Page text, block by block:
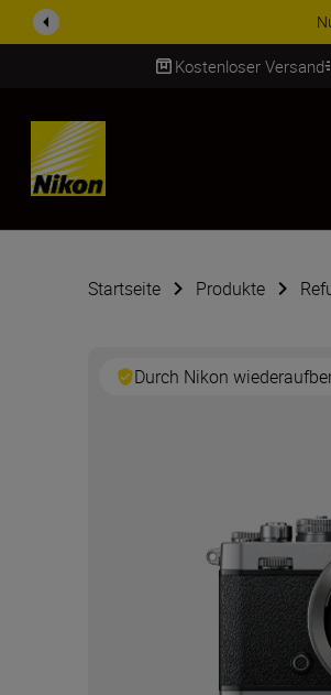
Kostenloser Versand
SKIP
Startseite Produkte
Durch Nikon